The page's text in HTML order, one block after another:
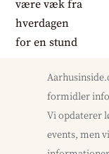
formidler
Vi opdaterer
events, men